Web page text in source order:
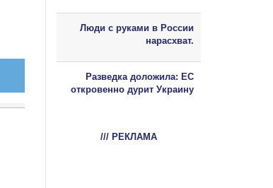
Люди с руками в России
нарасхват.
Разведка доложила: ЕС
откровенно дурит Украину
/// РЕКЛАМА